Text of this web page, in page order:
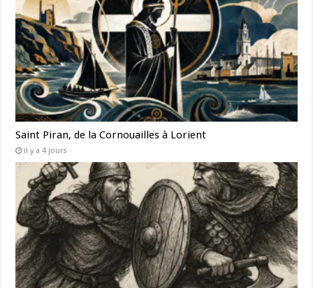
Saint Piran, de la Cornouailles à Lorient
il y a 4 jours